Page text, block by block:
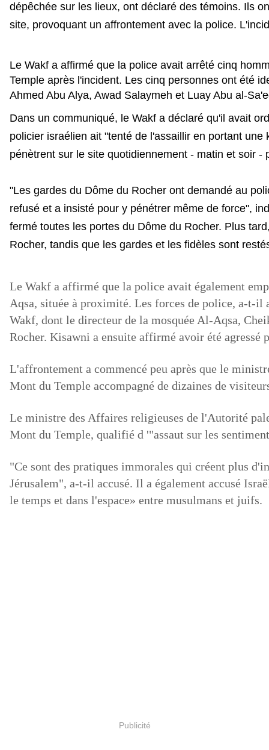
dépêchée sur les lieux, ont déclaré des témoins. Ils
site, provoquant un affrontement avec la police.
Le Wakf a affirmé que la police avait arrêté cinq
Temple après l'incident. Les cinq personnes ont été
Ahmed Abu Alya, Awad Salaymeh et Luay Abu al-
Dans un communiqué, le Wakf a déclaré qu'il avait
policier israélien ait "tenté de l'assaillir en portant
pénètrent sur le site quotidiennement - matin et soir
"Les gardes du Dôme du Rocher ont demandé au
refusé et a insisté pour y pénétrer même de force",
fermé toutes les portes du Dôme du Rocher. Plus
Rocher, tandis que les gardes et les fidèles sont
Le Wakf a affirmé que la police avait également
Aqsa, située à proximité. Les forces de police, a-t-il
Wakf, dont le directeur de la mosquée Al-Aqsa,
Rocher. Kisawni a ensuite affirmé avoir été agressé
L'affrontement a commencé peu après que le
Mont du Temple accompagné de dizaines de
Le ministre des Affaires religieuses de l'Autorité
Mont du Temple, qualifié d '"assaut sur les
"Ce sont des pratiques immorales qui créent plus
Jérusalem", a-t-il accusé. Il a également accusé
le temps et dans l'espace» entre musulmans et juifs.
Publicité